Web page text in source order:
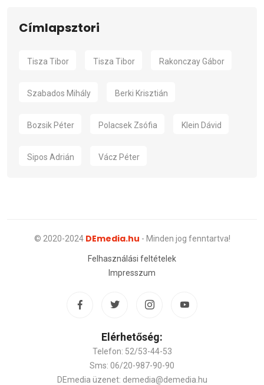
Címlapsztori
Tisza Tibor Tisza Tibor Rakonczay Gábor
Szabados Mihály Berki Krisztián
Bozsik Péter Polacsek Zsófia Klein Dávid
Sipos Adrián Vácz Péter
© 2020-2024 DEmedia.hu - Minden jog fenntartva!
Felhasználási feltételek
Impresszum
Elérhetőség:
Telefon: 52/53-44-53
Sms: 06/20-987-90-90
DEmedia üzenet: demedia@demedia.hu